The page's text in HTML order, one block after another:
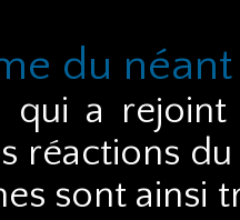
du néant
qui a
réactions
sont ainsi